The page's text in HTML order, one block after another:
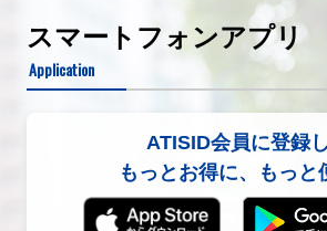
スマートフォンアプリ
Application
ATISID会員に登録
もっとお得に、もっと